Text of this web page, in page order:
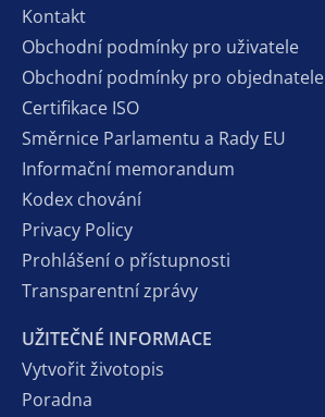
Kontakt
Obchodní podmínky pro uživatele
Obchodní podmínky pro objednatele
Certifikace ISO
Směrnice Parlamentu a Rady EU
Informační memorandum
Kodex chování
Privacy Policy
Prohlášení o přístupnosti
Transparentní zprávy
UŽITEČNÉ INFORMACE
Vytvořit životopis
Poradna